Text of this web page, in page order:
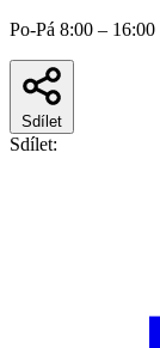
Po-Pá 8:00 – 16:00
Sdílet
Sdílet: